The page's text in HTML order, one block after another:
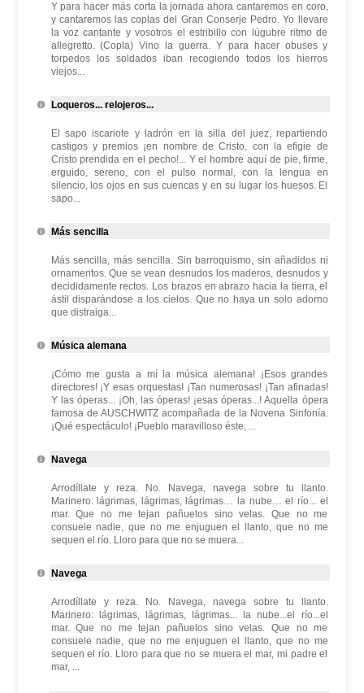
Y para hacer más corta la jornada ahora cantaremos en coro,
y cantaremos las coplas del Gran Conserje Pedro. Yo llevare
la voz cantante y vosotros el estribillo con lúgubre ritmo de
allegretto. (Copla) Vino la guerra. Y para hacer obuses y
torpedos los soldados iban recogiendo todos los hierros
viejos...
Loqueros... relojeros...
El sapo iscariote y ladrón en la silla del juez, repartiendo
castigos y premios ¡en nombre de Cristo, con la efigie de
Cristo prendida en el pecho!... Y el hombre aquí de pie, firme,
erguido, sereno, con el pulso normal, con la lengua en
silencio, los ojos en sus cuencas y en su lugar los huesos. El
sapo...
Más sencilla
Más sencilla, más sencilla. Sin barroquismo, sin añadidos ni
ornamentos. Que se vean desnudos los maderos, desnudos y
decididamente rectos. Los brazos en abrazo hacia la tierra, el
ástil disparándose a los cielos. Que no haya un solo adorno
que distraiga...
Música alemana
¡Cómo me gusta a mí la música alemana! ¡Esos grandes
directores! ¡Y esas orquestas! ¡Tan numerosas! ¡Tan afinadas!
Y las óperas... ¡Oh, las óperas! ¡esas óperas...! Aquella ópera
famosa de AUSCHWITZ acompañada de la Novena Sinfonía.
¡Qué espectáculo! ¡Pueblo maravilloso éste, ...
Navega
Arrodíllate y reza. No. Navega, navega sobre tu llanto.
Marinero: lágrimas, lágrimas, lágrimas… la nube… el río... el
mar. Que no me tejan pañuelos sino velas. Que no me
consuele nadie, que no me enjuguen el llanto, que no me
sequen el río. Lloro para que no se muera...
Navega
Arrodíllate y reza. No. Navega, navega sobre tu llanto.
Marinero: lágrimas, lágrimas, lágrimas... la nube...el río...el
mar. Que no me tejan pañuelos sino velas. Que no me
consuele nadie, que no me enjuguen el llanto, que no me
sequen el río. Lloro para que no se muera el mar, mi padre el
mar, ...